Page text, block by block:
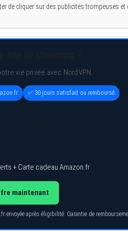
de cliquer sur des publicités trompeuses et
vie privée avec NordVPN.
✅ 30 jours satisfait ou remboursé
+ Carte cadeau Amazon.fr
maintenant
envoyée après éligibilité. Garantie de